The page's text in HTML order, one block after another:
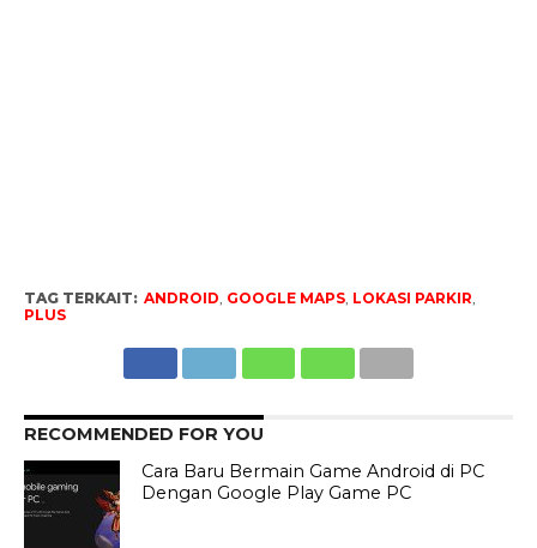
TAG TERKAIT: ANDROID GOOGLE MAPS, LOKASI PARKIR
PLUS
RECOMMENDED FOR YOU
Cara Baru Bermain Game Android di PC
Dengan Google Play Game PC